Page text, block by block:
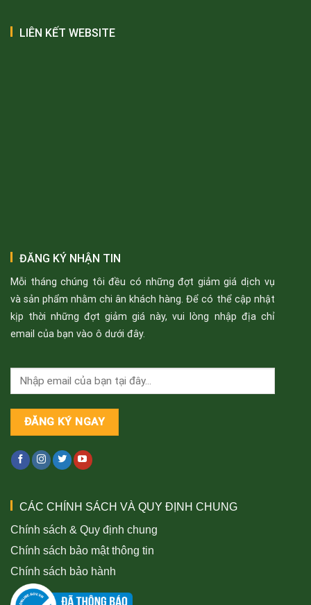
LIÊN KẾT WEBSITE
ĐĂNG KÝ NHẬN TIN
Mỗi tháng chúng tôi đều có những đợt giảm giá dịch vụ
và sản phẩm nhằm chi ân khách hàng. Để có thể cập nhật
kịp thời những đợt giảm giá này, vui lòng nhập địa chỉ
email của bạn vào ô dưới đây.
CÁC CHÍNH SÁCH VÀ QUY ĐỊNH CHUNG
Chính sách & Quy định chung
Chính sách bảo mật thông tin
Chính sách bảo hành